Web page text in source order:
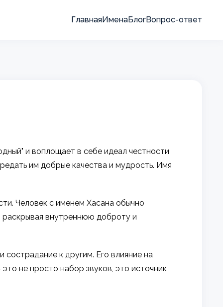
ГлавнаяИменаБлогВопрос-ответ
и воплощает в себе идеал честности
им добрые качества и мудрость. Имя
Человек с именем Хасана обычно
внутреннюю доброту и
к другим. Его влияние на
не просто набор звуков, это источник